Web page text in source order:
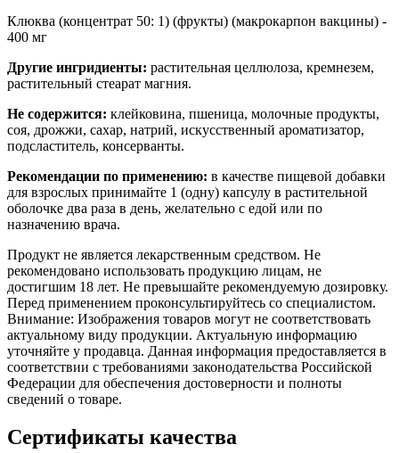
Клюква (концентрат 50: 1) (фрукты) (макрокарпон вакцины) -
400 мг
Другие ингридиенты: растительная целлюлоза, кремнезем,
растительный стеарат магния.
Не содержится: клейковина, пшеница, молочные продукты,
соя, дрожжи, сахар, натрий, искусственный ароматизатор,
подсластитель, консерванты.
Рекомендации по применению: в качестве пищевой добавки
для взрослых принимайте 1 (одну) капсулу в растительной
оболочке два раза в день, желательно с едой или по
назначению врача.
Продукт не является лекарственным средством. Не
рекомендовано использовать продукцию лицам, не
достигшим 18 лет. Не превышайте рекомендуемую дозировку.
Перед применением проконсультируйтесь со специалистом.
Внимание: Изображения товаров могут не соответствовать
актуальному виду продукции. Актуальную информацию
уточняйте у продавца. Данная информация предоставляется в
соответствии с требованиями законодательства Российской
Федерации для обеспечения достоверности и полноты
сведений о товаре.
Сертификаты качества